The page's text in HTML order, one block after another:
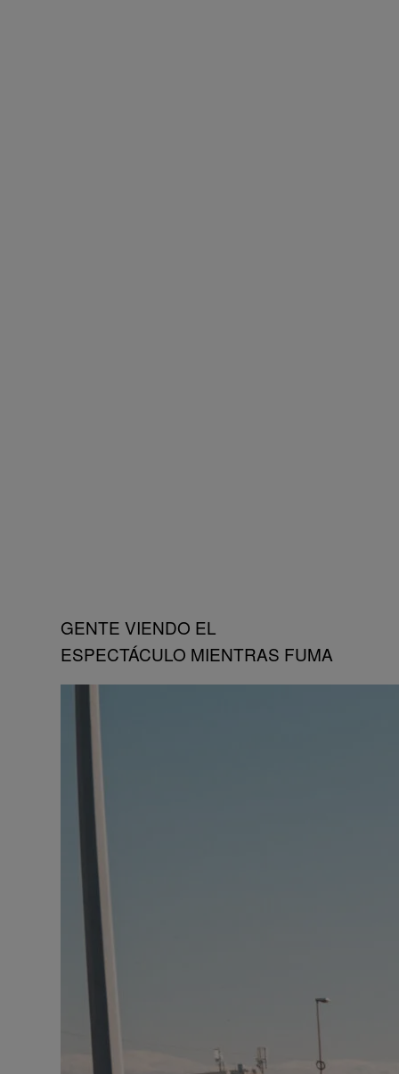
GENTE VIENDO EL
ESPECTÁCULO MIENTRAS FUMA